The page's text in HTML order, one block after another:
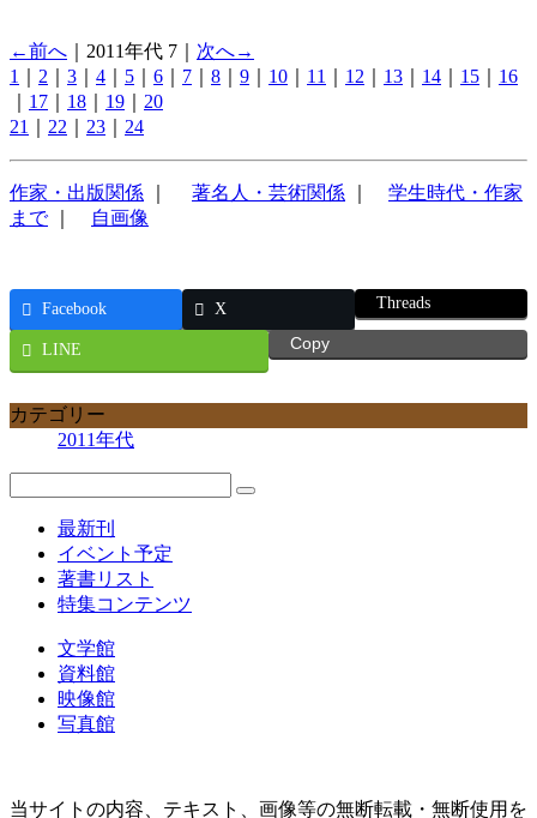
←前へ ｜2011年代 7｜ 次へ→
1
2 3 4 5 6 7 8 9 10 11 12 13 14 15
16
17 18 19
20
21
22 23 24
作家・出版関係 著名人・芸術関係
学生時代・作家
まで｜ 自画像
Facebook X Threads
LINE Copy
カテゴリー
2011年代
最新刊
イベント予定
著書リスト
特集コンテンツ
文学館
資料館
映像館
写真館
当サイトの内容、テキスト、画像等の無断転載・無断使用を